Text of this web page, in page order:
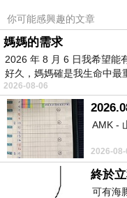
▼▼▼
你可能感興趣的文章
媽媽的需求
2026 年 8 月 6 日我希望能
好久，媽媽確是我生命中最
2026-08-06
AMK -
2026-08-
終於
可有海